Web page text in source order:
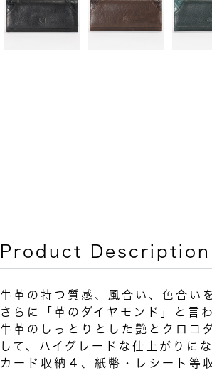
Product Description
牛革の持つ質感、風合い、色合い
さらに「革のダイヤモンド」と言
牛革のしっとりとした艶とクロコ
して、ハイグレードな仕上がりに
カード収納４、紙幣・レシート等